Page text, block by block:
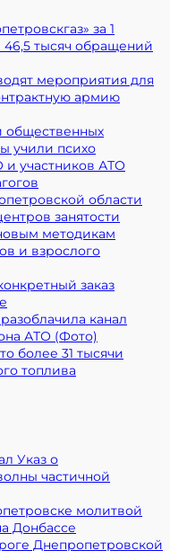
за 1
46,5 тысяч обращений
мероприятия для
армию
общественных
учили психо
участников АТО
области
занятости
методикам
и взрослого
заказ
канал
АТО (Фото)
более 31 тысячи
топлива
Указ о
частичной
молитвой
Донбассе
Днепропетровской